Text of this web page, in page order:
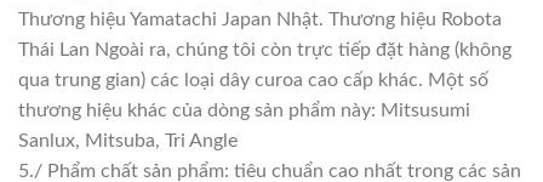
Thương hiệu Yamatachi Japan Nhật. Thương hiệu Robota
Thái Lan Ngoài ra, chúng tôi còn trực tiếp đặt hàng (không
qua trung gian) các loại dây curoa cao cấp khác. Một số
thương hiệu khác của dòng sản phẩm này: Mitsusumi
Sanlux, Mitsuba, Tri Angle
5./ Phẩm chất sản phẩm: tiêu chuẩn cao nhất trong các sản